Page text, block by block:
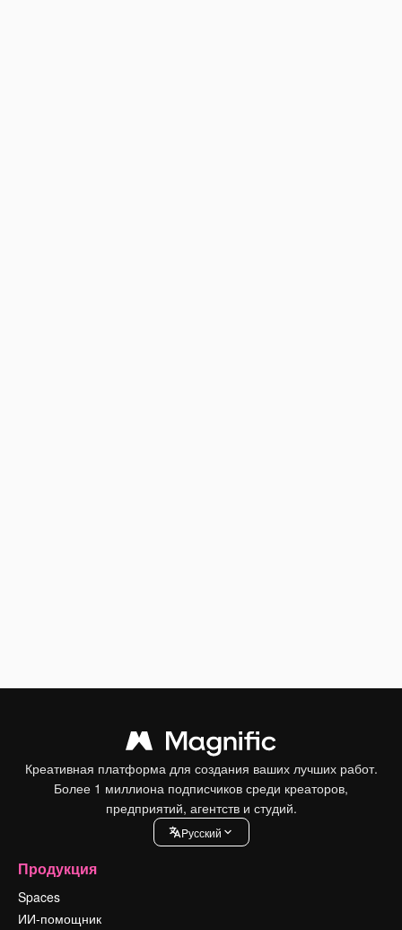
Креативная платформа для создания ваших лучших работ.
Более 1 миллиона подписчиков среди креаторов,
предприятий, агентств и студий.
Pусский
Продукция
Spaces
ИИ-помощник